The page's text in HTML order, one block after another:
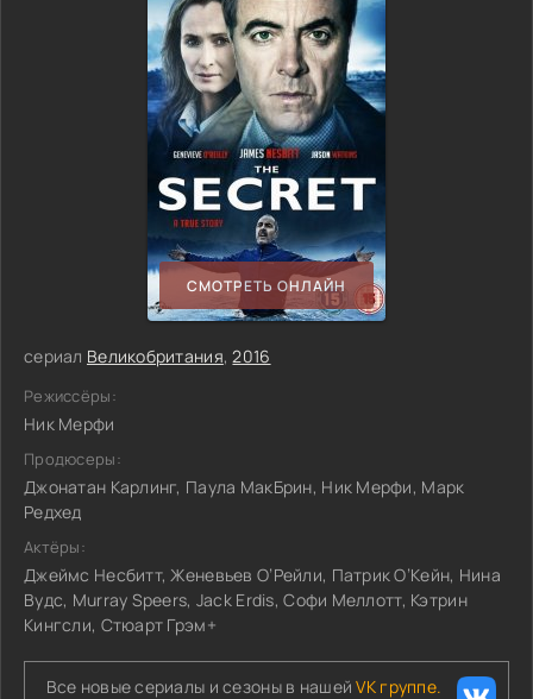
СМОТРЕТЬ ОНЛАЙН
сериал Великобритания,2016
Режиссёры:
Ник Мерфи
Продюсеры:
Джонатан Карлинг, Паула МакБрин, Ник Мерфи, Марк
Редхед
Актёры:
Джеймс Несбитт, Женевьев О’Рейли, Патрик О’Кейн, Нина
Вудс, Murray Speers, Jack Erdis, Софи Меллотт, Кэтрин
Кингсли, Стюарт Грэм+
Все новые сериалы и сезоны в нашейVK группе.